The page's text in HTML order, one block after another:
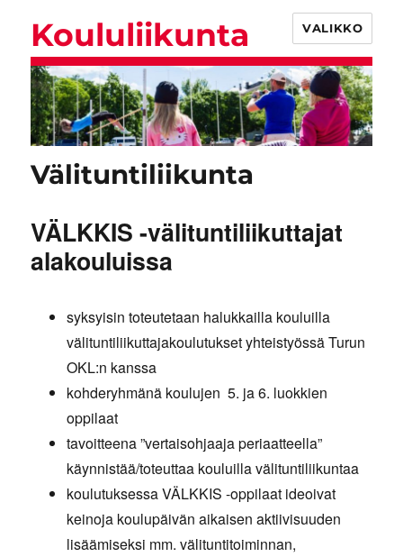
Koululiikunta VALIKKO
Välituntiliikunta
VÄLKKIS -välituntiliikuttajat
alakouluissa
syksyisin toteutetaan halukkailla kouluilla
välituntiliikuttajakoulutukset yhteistyössä Turun
OKL:n kanssa
kohderyhmänä koulujen 5. ja 6. luokkien
oppilaat
tavoitteena ”vertaisohjaaja periaatteella”
käynnistää/toteuttaa kouluilla välituntiliikuntaa
koulutuksessa VÄLKKIS -oppilaat ideoivat
keinoja koulupäivän aikaisen aktiivisuuden
lisäämiseksi mm. välituntitoiminnan,